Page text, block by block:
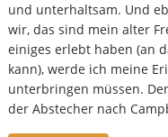
und unterhaltsam. Und
wir, das sind mein alter
einiges erlebt haben (an
kann), werde ich meine
unterbringen müssen.
der Abstecher nach